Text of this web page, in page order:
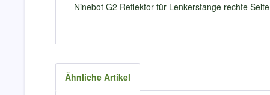
Ninebot G2 Reflektor für Lenkerstange rechte Seite
Ähnliche Artikel